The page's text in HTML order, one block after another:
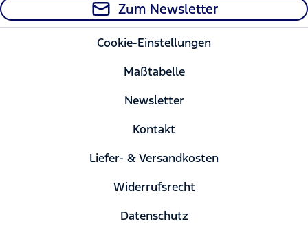
Zum Newsletter
Cookie-Einstellungen
Maßtabelle
Newsletter
Kontakt
Liefer- & Versandkosten
Widerrufsrecht
Datenschutz